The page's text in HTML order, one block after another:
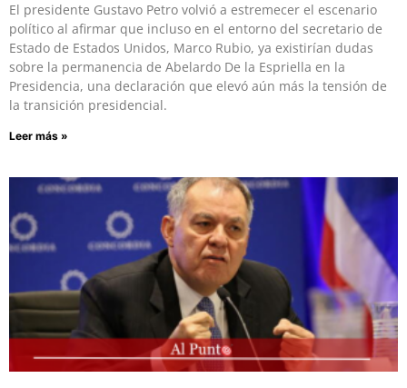
El presidente Gustavo Petro volvió a estremecer el escenario
político al afirmar que incluso en el entorno del secretario de
Estado de Estados Unidos, Marco Rubio, ya existirían dudas
sobre la permanencia de Abelardo De la Espriella en la
Presidencia, una declaración que elevó aún más la tensión de
la transición presidencial.
Leer más »